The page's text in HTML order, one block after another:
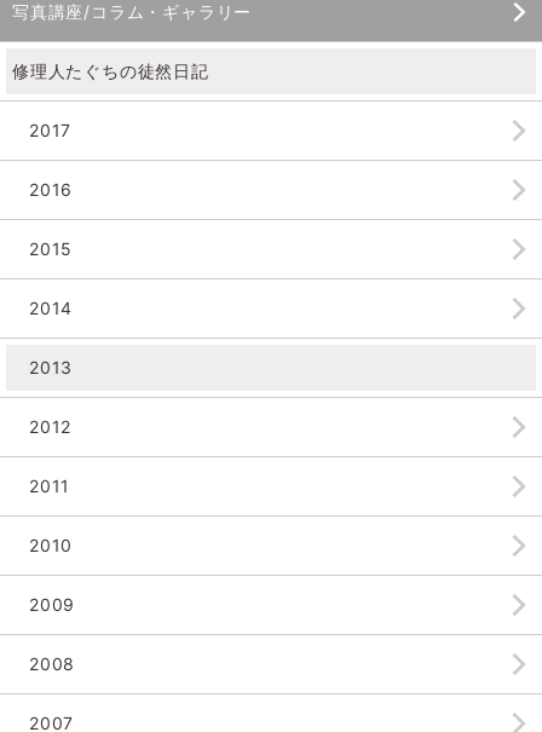
写真講座/コラム・ギャラリー
修理人たぐちの徒然日記
2017
2016
2015
2014
2013
2012
2011
2010
2009
2008
2007